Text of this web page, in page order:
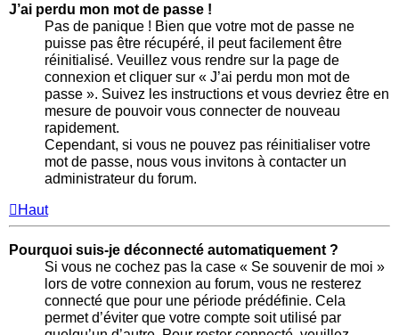
J’ai perdu mon mot de passe !
Pas de panique ! Bien que votre mot de passe ne
puisse pas être récupéré, il peut facilement être
réinitialisé. Veuillez vous rendre sur la page de
connexion et cliquer sur « J’ai perdu mon mot de
passe ». Suivez les instructions et vous devriez être en
mesure de pouvoir vous connecter de nouveau
rapidement.
Cependant, si vous ne pouvez pas réinitialiser votre
mot de passe, nous vous invitons à contacter un
administrateur du forum.
Haut
Pourquoi suis-je déconnecté automatiquement ?
Si vous ne cochez pas la case « Se souvenir de moi »
lors de votre connexion au forum, vous ne resterez
connecté que pour une période prédéfinie. Cela
permet d’éviter que votre compte soit utilisé par